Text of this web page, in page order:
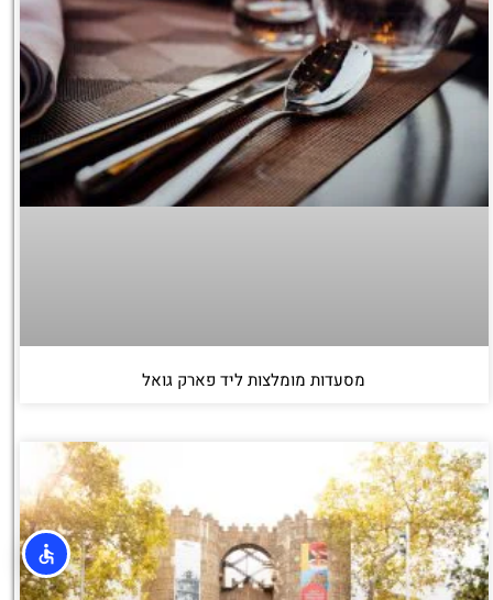
מסעדות מומלצות ליד פארק גואל